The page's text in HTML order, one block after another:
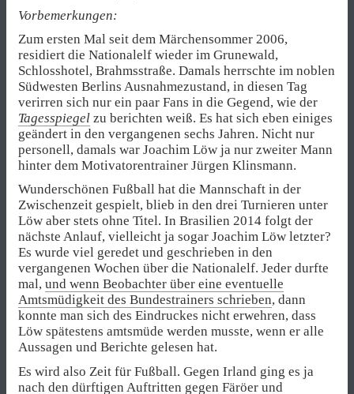
Vorbemerkungen:
Zum ersten Mal seit dem Märchensommer 2006,
residiert die Nationalelf wieder im Grunewald,
Schlosshotel, Brahmsstraße. Damals herrschte im noblen
Südwesten Berlins Ausnahmezustand, in diesen Tag
verirren sich nur ein paar Fans in die Gegend, wie der
Tagesspiegel zu berichten weiß. Es hat sich eben einiges
geändert in den vergangenen sechs Jahren. Nicht nur
personell, damals war Joachim Löw ja nur zweiter Mann
hinter dem Motivatorentrainer Jürgen Klinsmann.
Wunderschönen Fußball hat die Mannschaft in der
Zwischenzeit gespielt, blieb in den drei Turnieren unter
Löw aber stets ohne Titel. In Brasilien 2014 folgt der
nächste Anlauf, vielleicht ja sogar Joachim Löw letzter?
Es wurde viel geredet und geschrieben in den
vergangenen Wochen über die Nationalelf. Jeder durfte
mal, und wenn Beobachter über eine eventuelle
Amtsmüdigkeit des Bundestrainers schrieben, dann
konnte man sich des Eindruckes nicht erwehren, dass
Löw spätestens amtsmüde werden musste, wenn er alle
Aussagen und Berichte gelesen hat.
Es wird also Zeit für Fußball. Gegen Irland ging es ja
nach den dürftigen Auftritten gegen Färöer und